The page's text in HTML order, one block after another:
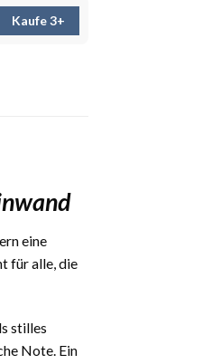
Kaufe 3+
eine
für alle, die
stilles
Note. Ein